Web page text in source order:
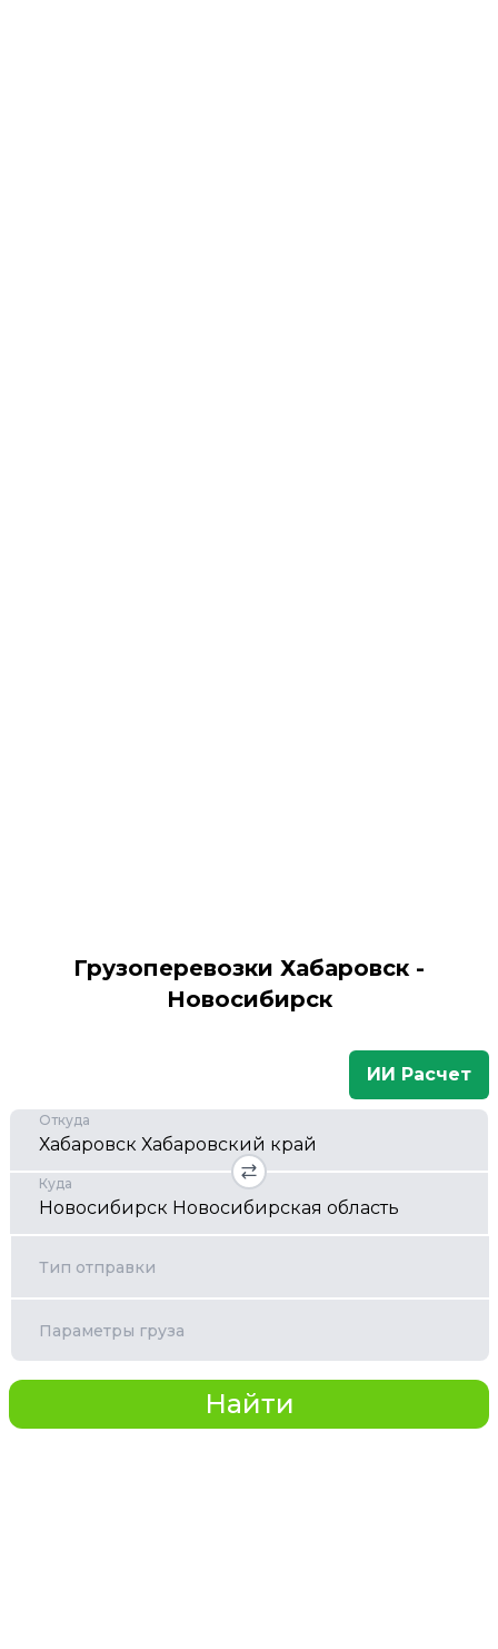
Грузоперевозки Хабаровск -
Новосибирск
ИИ Расчет
Откуда
Куда
Тип отправки
Параметры груза
Найти